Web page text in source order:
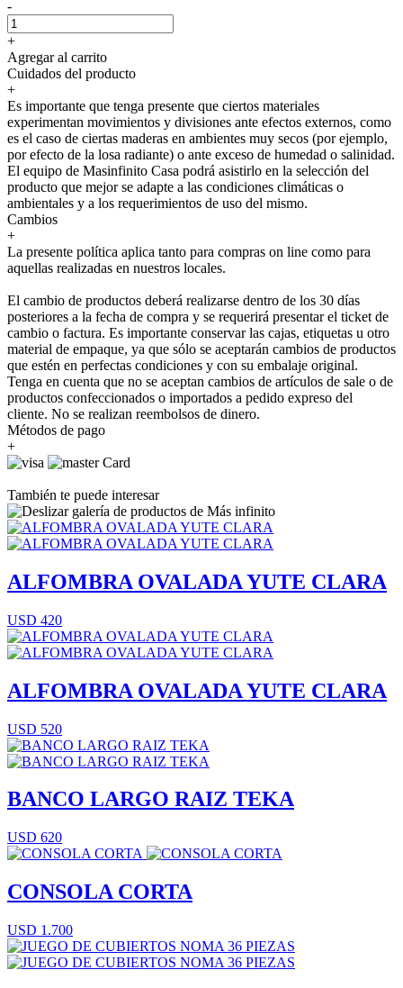
-
+
Agregar al carrito
Cuidados del producto
+
Es importante que tenga presente que ciertos materiales
experimentan movimientos y divisiones ante efectos externos, como
es el caso de ciertas maderas en ambientes muy secos (por ejemplo,
por efecto de la losa radiante) o ante exceso de humedad o salinidad.
El equipo de Masinfinito Casa podrá asistirlo en la selección del
producto que mejor se adapte a las condiciones climáticas o
ambientales y a los requerimientos de uso del mismo.
Cambios
+
La presente política aplica tanto para compras on line como para
aquellas realizadas en nuestros locales.
El cambio de productos deberá realizarse dentro de los 30 días
posteriores a la fecha de compra y se requerirá presentar el ticket de
cambio o factura. Es importante conservar las cajas, etiquetas u otro
material de empaque, ya que sólo se aceptarán cambios de productos
que estén en perfectas condiciones y con su embalaje original.
Tenga en cuenta que no se aceptan cambios de artículos de sale o de
productos confeccionados o importados a pedido expreso del
cliente. No se realizan reembolsos de dinero.
Métodos de pago
+
También te puede interesar
ALFOMBRA OVALADA YUTE CLARA
USD 420
ALFOMBRA OVALADA YUTE CLARA
USD 520
BANCO LARGO RAIZ TEKA
USD 620
CONSOLA CORTA
USD 1.700